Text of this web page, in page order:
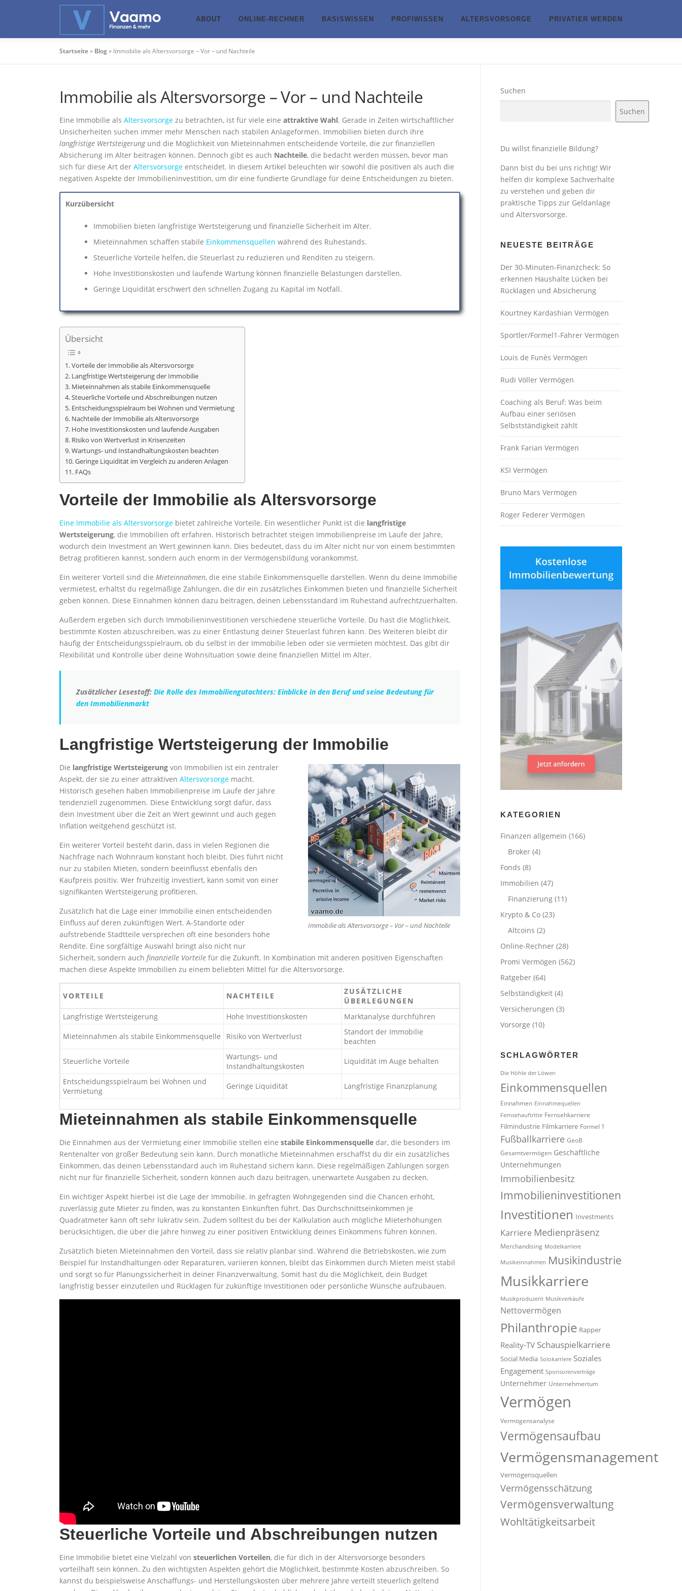
ABOUT ONLINE-RECHNER BASISWISSEN PROFIWISSEN ALTERSVORSORGE PRIVATIER WERDEN
Startseite» Blog» Immobilie als Altersvorsorge – Vor – und Nachteile
Immobilie als Altersvorsorge – Vor – und Nachteile
Eine Immobilie als Altersvorsorge zu betrachten, ist für viele eine attraktive Wahl. Gerade in Zeiten wirtschaftlicher
Unsicherheiten suchen immer mehr Menschen nach stabilen Anlageformen. Immobilien bieten durch ihre
langfristige Wertsteigerungund die Möglichkeit von Mieteinnahmen entscheidende Vorteile, die zur finanziellen
Absicherung im Alter beitragen können. Dennoch gibt es auch Nachteile, die bedacht werden müssen, bevor man
sich für diese Art der Altersvorsorge entscheidet. In diesem Artikel beleuchten wir sowohl die positiven als auch die
negativen Aspekte der Immobilieninvestition, um dir eine fundierte Grundlage für deine Entscheidungen zu bieten.
Kurzübersicht
Immobilien bieten langfristige Wertsteigerung und finanzielle Sicherheit im Alter.
Mieteinnahmen schaffen stabile Einkommensquellen während des Ruhestands.
Steuerliche Vorteile helfen, die Steuerlast zu reduzieren und Renditen zu steigern.
Hohe Investitionskosten und laufende Wartung können finanzielle Belastungen darstellen.
Geringe Liquidität erschwert den schnellen Zugang zu Kapital im Notfall.
Übersicht
Vorteile der Immobilie als Altersvorsorge
Langfristige Wertsteigerung der Immobilie
Mieteinnahmen als stabile Einkommensquelle
Steuerliche Vorteile und Abschreibungen nutzen
Entscheidungsspielraum bei Wohnen und Vermietung
Nachteile der Immobilie als Altersvorsorge
Hohe Investitionskosten und laufende Ausgaben
Risiko von Wertverlust in Krisenzeiten
Wartungs- und Instandhaltungskosten beachten
Geringe Liquidität im Vergleich zu anderen Anlagen
FAQs
Vorteile der Immobilie als Altersvorsorge
Eine Immobilie als Altersvorsorge bietet zahlreiche Vorteile. Ein wesentlicher Punkt ist die langfristige
Wertsteigerung, die Immobilien oft erfahren. Historisch betrachtet steigen Immobilienpreise im Laufe der Jahre,
wodurch dein Investment an Wert gewinnen kann. Dies bedeutet, dass du im Alter nicht nur von einem bestimmten
Betrag profitieren kannst, sondern auch enorm in der Vermögensbildung vorankommst.
Ein weiterer Vorteil sind die Mieteinnahmen, die eine stabile Einkommensquelle darstellen. Wenn du deine Immobilie
vermietest, erhältst du regelmäßige Zahlungen, die dir ein zusätzliches Einkommen bieten und finanzielle Sicherheit
geben können. Diese Einnahmen können dazu beitragen, deinen Lebensstandard im Ruhestand aufrechtzuerhalten.
Außerdem ergeben sich durch Immobilieninvestitionen verschiedene steuerliche Vorteile. Du hast die Möglichkeit,
bestimmte Kosten abzuschreiben, was zu einer Entlastung deiner Steuerlast führen kann. Des Weiteren bleibt dir
häufig der Entscheidungsspielraum, ob du selbst in der Immobilie leben oder sie vermieten möchtest. Das gibt dir
Flexibilität und Kontrolle über deine Wohnsituation sowie deine finanziellen Mittel im Alter.
Zusätzlicher Lesestoff: Die Rolle des Immobiliengutachters: Einblicke in den Beruf und seine Bedeutung für
den Immobilienmarkt
Langfristige Wertsteigerung der Immobilie
Immobilie als Altersvorsorge – Vor – und Nachteile
Die langfristige Wertsteigerung von Immobilien ist ein zentraler
Aspekt, der sie zu einer attraktiven Altersvorsorge macht.
Historisch gesehen haben Immobilienpreise im Laufe der Jahre
tendenziell zugenommen. Diese Entwicklung sorgt dafür, dass
dein Investment über die Zeit an Wert gewinnt und auch gegen
Inflation weitgehend geschützt ist.
Ein weiterer Vorteil besteht darin, dass in vielen Regionen die
Nachfrage nach Wohnraum konstant hoch bleibt. Dies führt nicht
nur zu stabilen Mieten, sondern beeinflusst ebenfalls den
Kaufpreis positiv. Wer frühzeitig investiert, kann somit von einer
signifikanten Wertsteigerung profitieren.
Zusätzlich hat die Lage einer Immobilie einen entscheidenden
Einfluss auf deren zukünftigen Wert. A-Standorte oder
aufstrebende Stadtteile versprechen oft eine besonders hohe
Rendite. Eine sorgfältige Auswahl bringt also nicht nur
Sicherheit, sondern auch finanzielle Vorteile für die Zukunft. In Kombination mit anderen positiven Eigenschaften
machen diese Aspekte Immobilien zu einem beliebten Mittel für die Altersvorsorge.
VORTEILE NACHTEILE
ZUSÄTZLICHE
ÜBERLEGUNGEN
Langfristige Wertsteigerung
Hohe Investitionskosten Marktanalyse durchführen
Mieteinnahmen als stabile Einkommensquelle Risiko von Wertverlust
Standort der Immobilie
beachten
Steuerliche Vorteile
Wartungs- und
Instandhaltungskosten
Liquidität im Auge behalten
Entscheidungsspielraum bei Wohnen und
Vermietung
Geringe Liquidität Langfristige Finanzplanung
Mieteinnahmen als stabile Einkommensquelle
Die Einnahmen aus der Vermietung einer Immobilie stellen eine stabile Einkommensquelle dar, die besonders im
Rentenalter von großer Bedeutung sein kann. Durch monatliche Mieteinnahmen erschaffst du dir ein zusätzliches
Einkommen, das deinen Lebensstandard auch im Ruhestand sichern kann. Diese regelmäßigen Zahlungen sorgen
nicht nur für finanzielle Sicherheit, sondern können auch dazu beitragen, unerwartete Ausgaben zu decken.
Ein wichtiger Aspekt hierbei ist die Lage der Immobilie. In gefragten Wohngegenden sind die Chancen erhöht,
zuverlässig gute Mieter zu finden, was zu konstanten Einkünften führt. Das Durchschnittseinkommen je
Quadratmeter kann oft sehr lukrativ sein. Zudem solltest du bei der Kalkulation auch mögliche Mieterhöhungen
berücksichtigen, die über die Jahre hinweg zu einer positiven Entwicklung deines Einkommens führen können.
Zusätzlich bieten Mieteinnahmen den Vorteil, dass sie relativ planbar sind. Während die Betriebskosten, wie zum
Beispiel für Instandhaltungen oder Reparaturen, variieren können, bleibt das Einkommen durch Mieten meist stabil
und sorgt so für Planungssicherheit in deiner Finanzverwaltung. Somit hast du die Möglichkeit, dein Budget
langfristig besser einzuteilen und Rücklagen für zukünftige Investitionen oder persönliche Wünsche aufzubauen.
Steuerliche Vorteile und Abschreibungen nutzen
Eine Immobilie bietet eine Vielzahl von steuerlichen Vorteilen, die für dich in der Altersvorsorge besonders
vorteilhaft sein können. Zu den wichtigsten Aspekten gehört die Möglichkeit, bestimmte Kosten abzuschreiben. So
kannst du beispielsweise Anschaffungs- und Herstellungskosten über mehrere Jahre verteilt steuerlich geltend
Suchen
Suchen
Du willst finanzielle Bildung?
Dann bist du bei uns richtig! Wir
helfen dir komplexe Sachverhalte
zu verstehen und geben dir
praktische Tipps zur Geldanlage
und Altersvorsorge.
NEUESTE BEITRÄGE
Der 30-Minuten-Finanzcheck: So
erkennen Haushalte Lücken bei
Rücklagen und Absicherung
Kourtney Kardashian Vermögen
Sportler/Formel1-Fahrer Vermögen
Louis de Funès Vermögen
Rudi Völler Vermögen
Coaching als Beruf: Was beim
Aufbau einer seriösen
Selbstständigkeit zählt
Frank Farian Vermögen
KSI Vermögen
Bruno Mars Vermögen
Roger Federer Vermögen
KATEGORIEN
Finanzen allgemein (166)
Broker (4)
Fonds (8)
Immobilien (47)
Finanzierung (11)
Krypto & Co (23)
Altcoins (2)
Online-Rechner (28)
Promi Vermögen (562)
Ratgeber (64)
Selbständigkeit (4)
Versicherungen (3)
Vorsorge (10)
SCHLAGWÖRTER
Die Höhle der Löwen
Einkommensquellen
Einnahmen Einnahmequellen
Fernsehauftritte Fernsehkarriere
Filmindustrie Filmkarriere Formel 1
Fußballkarriere GeoB
Gesamtvermögen Geschäftliche
Unternehmungen
Immobilienbesitz
Immobilieninvestitionen
Investitionen Investments
Karriere Medienpräsenz
Merchandising Modelkarriere
Musikeinnahmen Musikindustrie
Musikkarriere
Musikproduzent Musikverkäufe
Nettovermögen
Philanthropie Rapper
Reality-TV Schauspielkarriere
Social Media Solokarriere Soziales
Engagement Sponsorenverträge
Unternehmer Unternehmertum
Vermögen
Vermögensanalyse
Vermögensaufbau
Vermögensmanagement
Vermögensquellen
Vermögensschätzung
Vermögensverwaltung
Wohltätigkeitsarbeit